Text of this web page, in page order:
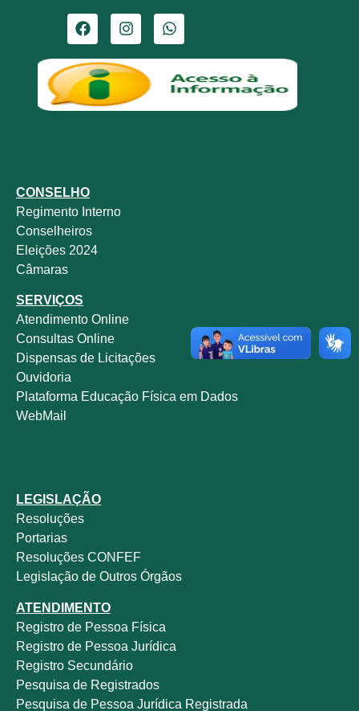
CONSELHO
Regimento Interno
Conselheiros
Eleições 2024
Câmaras
SERVIÇOS
Atendimento Online
Consultas Online
Dispensas de Licitações
Ouvidoria
Plataforma Educação Física em Dados
WebMail
LEGISLAÇÃO
Resoluções
Portarias
Resoluções CONFEF
Legislação de Outros Órgãos
ATENDIMENTO
Registro de Pessoa Física
Registro de Pessoa Jurídica
Registro Secundário
Pesquisa de Registrados
Pesquisa de Pessoa Jurídica Registrada